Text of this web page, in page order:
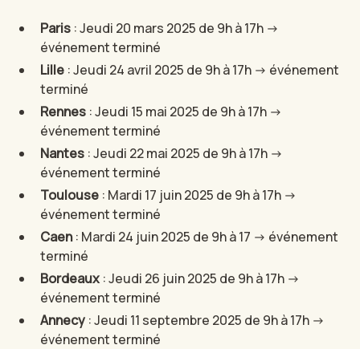
Paris : Jeudi 20 mars 2025 de 9h à 17h ->
événement terminé
Lille : Jeudi 24 avril 2025 de 9h à 17h -> événement
terminé
Rennes : Jeudi 15 mai 2025 de 9h à 17h ->
événement terminé
Nantes : Jeudi 22 mai 2025 de 9h à 17h ->
événement terminé
Toulouse : Mardi 17 juin 2025 de 9h à 17h ->
événement terminé
Caen: Mardi 24 juin 2025 de 9h à 17 -> événement
terminé
Bordeaux : Jeudi 26 juin 2025 de 9h à 17h ->
événement terminé
Annecy : Jeudi 11 septembre 2025 de 9h à 17h ->
événement terminé